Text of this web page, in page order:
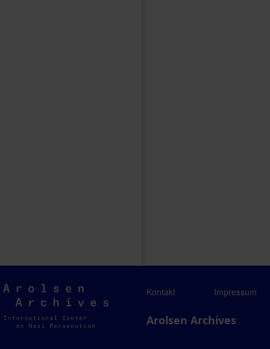
Arolsen
Archives
Kontakt Impressum
Arolsen Archives